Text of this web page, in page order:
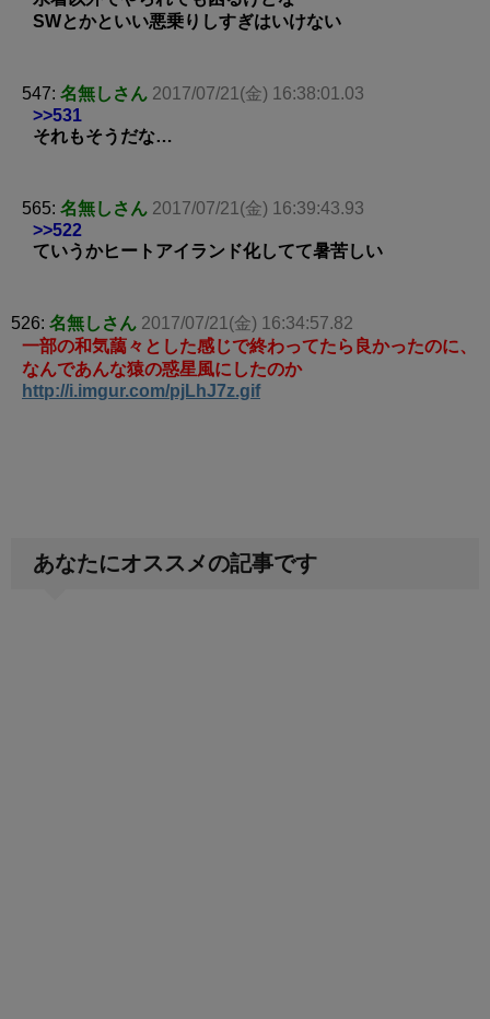
SWとかといい悪乗りしすぎはいけない
547: 名無しさん 2017/07/21(金) 16:38:01.03
>>531
それもそうだな…
565: 名無しさん 2017/07/21(金) 16:39:43.93
>>522
ていうかヒートアイランド化してて暑苦しい
526: 名無しさん 2017/07/21(金) 16:34:57.82
一部の和気藹々とした感じで終わってたら良かったのに、
なんであんな猿の惑星風にしたのか
http://i.imgur.com/pjLhJ7z.gif
あなたにオススメの記事です